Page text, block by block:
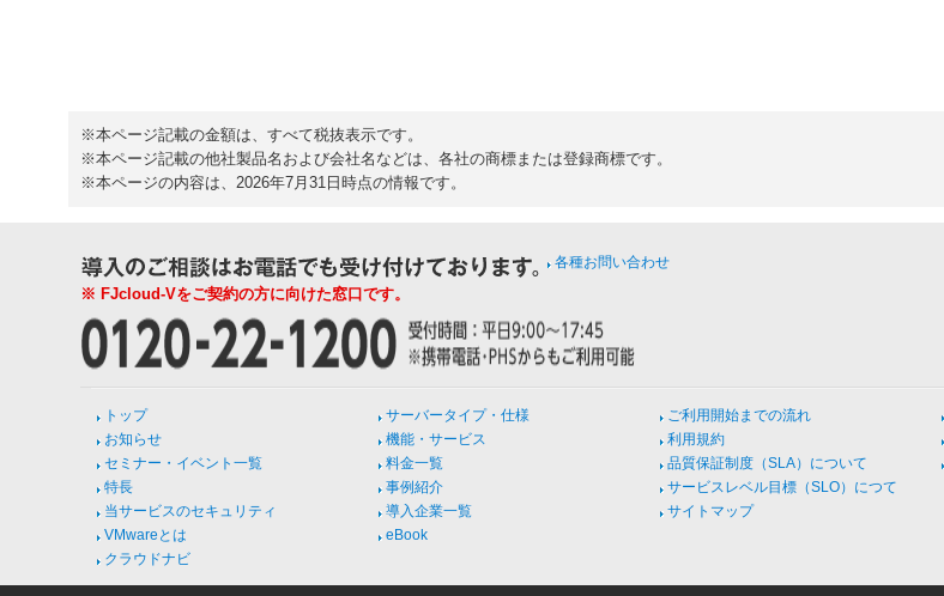
※本ページ記載の金額は、すべて税抜表示です。
※本ページ記載の他社製品名および会社名などは、各社の商標または登録商標です。
※本ページの内容は、2026年7月31日時点の情報です。
各種お問い合わせ
※ FJcloud-Vをご契約の方に向けた窓口です。
トップ
お知らせ
セミナー・イベント一覧
特長
当サービスのセキュリティ
VMwareとは
クラウドナビ
サーバータイプ・仕様
機能・サービス
料金一覧
事例紹介
導入企業一覧
eBook
ご利用開始までの流れ
利用規約
品質保証制度（SLA）について
サービスレベル目標（SLO）につて
サイトマップ